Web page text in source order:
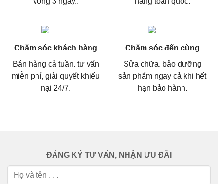
Chăm sóc khách hàng
Bán hàng cả tuần, tư vấn
miễn phí, giải quyết khiếu
nại 24/7.
Chăm sóc đến cùng
Sửa chữa, bảo dưỡng
sản phẩm ngay cả khi hết
hạn bảo hành.
ĐĂNG KÝ TƯ VẤN, NHẬN ƯU ĐÃI